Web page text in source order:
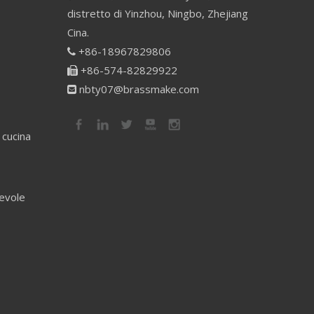
distretto di Yinzhou, Ningbo, Zhejiang
Cina.
 +86-18967829806
 +86-574-82829922
 nbty07@brassmake.com